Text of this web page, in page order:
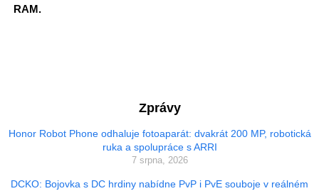
RAM.
Zprávy
Honor Robot Phone odhaluje fotoaparát: dvakrát 200 MP, robotická
ruka a spolupráce s ARRI
7 srpna, 2026
DCKO: Bojovka s DC hrdiny nabídne PvP i PvE souboje v reálném